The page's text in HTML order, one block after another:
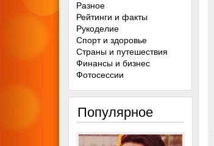
Разное
Рейтинги и факты
Рукоделие
Спорт и здоровье
Страны и путешествия
Финансы и бизнес
Фотосессии
Популярное